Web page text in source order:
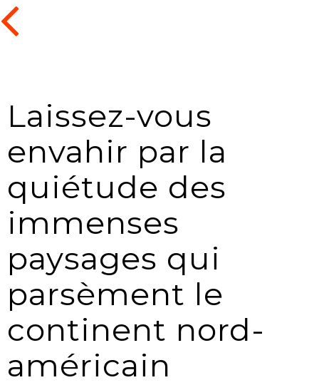
Laissez-vous
envahir par la
quiétude des
immenses
paysages qui
parsèment le
continent nord-
américain